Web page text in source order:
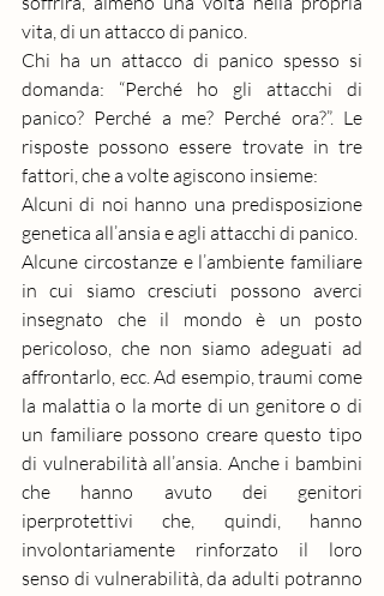
vita, di un attacco di panico.
Chi ha un attacco di panico spesso si
domanda: “Perché ho gli attacchi di
panico? Perché a me? Perché ora?”. Le
risposte possono essere trovate in tre
fattori, che a volte agiscono insieme:
Alcuni di noi hanno una predisposizione
genetica all’ansia e agli attacchi di panico.
Alcune circostanze e l’ambiente familiare
in cui siamo cresciuti possono averci
insegnato che il mondo è un posto
pericoloso, che non siamo adeguati ad
affrontarlo, ecc. Ad esempio, traumi come
la malattia o la morte di un genitore o di
un familiare possono creare questo tipo
di vulnerabilità all’ansia. Anche i bambini
che hanno avuto dei genitori
iperprotettivi che, quindi, hanno
involontariamente rinforzato il loro
senso di vulnerabilità, da adulti potranno